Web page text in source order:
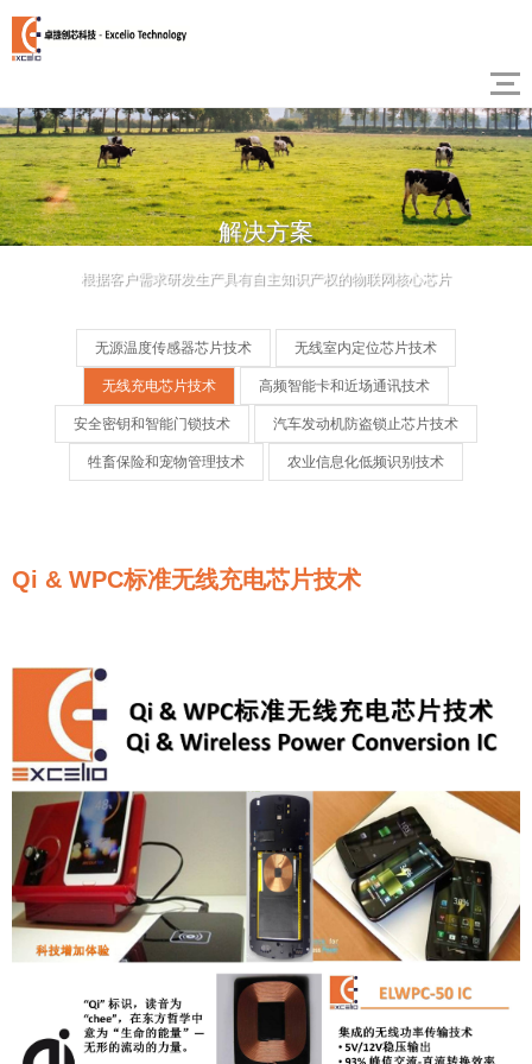
解决方案
根据客户需求研发生产具有自主知识产权的物联网核心芯片
无源温度传感器芯片技术 无线室内定位芯片技术
无线充电芯片技术 高频智能卡和近场通讯技术
安全密钥和智能门锁技术 汽车发动机防盗锁止芯片技术
牲畜保险和宠物管理技术 农业信息化低频识别技术
Qi & WPC标准无线充电芯片技术